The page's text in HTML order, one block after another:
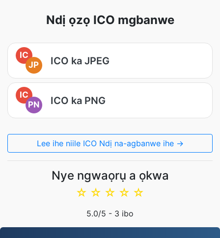
Ndị ọzọ ICO mgbanwe
IC
JP
ICO ka JPEG
IC
PN
ICO ka PNG
Lee ihe niile ICO Ndị na-agbanwe ihe →
Nye ngwaọrụ a ọkwa
☆
☆
☆
☆
☆
5.0/5 - 3 ibo